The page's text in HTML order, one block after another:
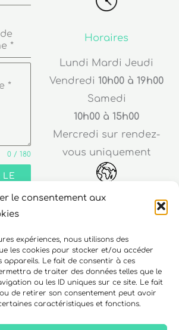
le consentement aux
expériences, nous utilisons des
les cookies pour stocker et/ou accéder
appareils. Le fait de consentir à ces
de traiter des données telles que le
ou les ID uniques sur ce site. Le fait
de retirer son consentement peut avoir
caractéristiques et fonctions.
*
*
0 / 180
LE
Horaires
Lundi Mardi Jeudi
Vendredi 10h00 à 19h00
Samedi
10h00 à 15h00
Mercredi sur rendez-
vous uniquement
30 rue Edouard Richard
68000 Colmar
Téléphone